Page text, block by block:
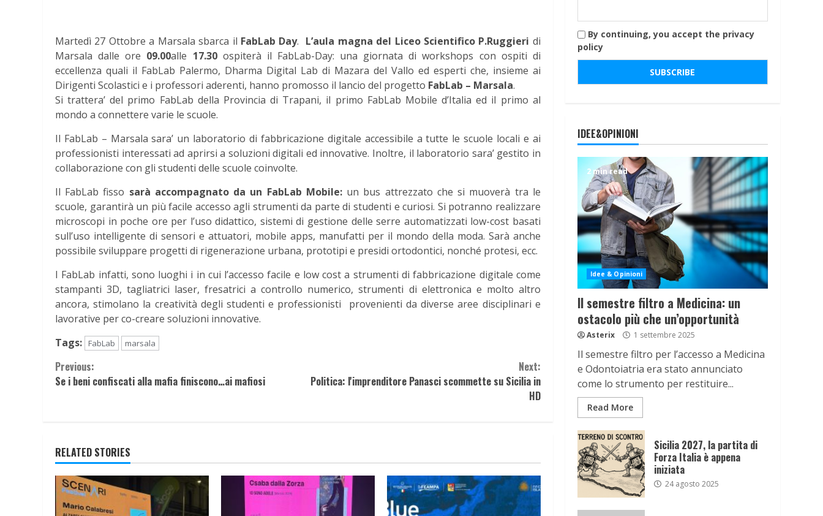
Martedì 27 Ottobre a Marsala sbarca il FabLab Day. L’aula magna del Liceo Scientifico P.Ruggieri di
Marsala dalle ore 09.00alle 17.30ospiterà il FabLab-Day: una giornata di workshops con ospiti di
eccellenza quali il FabLab Palermo, Dharma Digital Lab di Mazara del Vallo ed esperti che, insieme ai
Dirigenti Scolastici e i professori aderenti, hanno promosso il lancio del progetto FabLab – Marsala.
Si trattera’ del primo FabLab della Provincia di Trapani, il primo FabLab Mobile d’Italia ed il primo al
mondo a connettere varie le scuole.
Il FabLab – Marsala sara’ un laboratorio di fabbricazione digitale accessibile a tutte le scuole locali e ai
professionisti interessati ad aprirsi a soluzioni digitali ed innovative. Inoltre, il laboratorio sara’ gestito in
collaborazione con gli studenti delle scuole coinvolte.
Il FabLab fisso sarà accompagnato da un FabLab Mobile: un bus attrezzato che si muoverà tra le
scuole, garantirà un più facile accesso agli strumenti da parte di studenti e curiosi. Si potranno realizzare
microscopi in poche ore per l’uso didattico, sistemi di gestione delle serre automatizzati low-cost basati
sull’uso intelligente di sensori e attuatori, mobile apps, manufatti per il mondo della moda. Sarà anche
possibile sviluppare progetti di rigenerazione urbana, prototipi e presidi ortodontici, nonché protesi, ecc.
I FabLab infatti, sono luoghi i in cui l’accesso facile e low cost a strumenti di fabbricazione digitale come
stampanti 3D, tagliatrici laser, fresatrici a controllo numerico, strumenti di elettronica e molto altro
ancora, stimolano la creatività degli studenti e professionisti provenienti da diverse aree disciplinari e
lavorative per co-creare soluzioni innovative.
Tags:
FabLab marsala
Continue
Reading
Previous:
Se i beni confiscati alla mafia finiscono…ai mafiosi
Next:
Politica: l'imprenditore Panasci scommette su Sicilia in
HD
RELATED STORIES
By continuing, you accept the privacy
policy
IDEE&OPINIONI
2 min read
Idee & Opinioni
Il semestre filtro a Medicina: un
ostacolo più che un’opportunità
Asterix 1 settembre 2025
Il semestre filtro per l’accesso a Medicina
e Odontoiatria era stato annunciato
come lo strumento per restituire...
Read More
Sicilia 2027, la partita di
Forza Italia è appena
iniziata
24 agosto 2025